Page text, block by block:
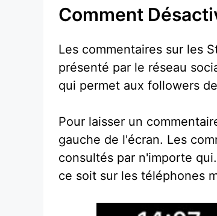
Comment
Les commentaires sur les
présenté par le réseau
qui permet aux followers
Pour laisser un
gauche de l'écran. Les
consultés par n'importe
ce soit sur les téléphones